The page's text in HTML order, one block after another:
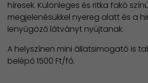
híresek. Különleges és ritka fakó
megjelenésükkel nyereg alatt és a
lenyűgöző látványt nyújtanak.
A helyszínen mini állatsimogató is
belépő 1500 Ft/fő.